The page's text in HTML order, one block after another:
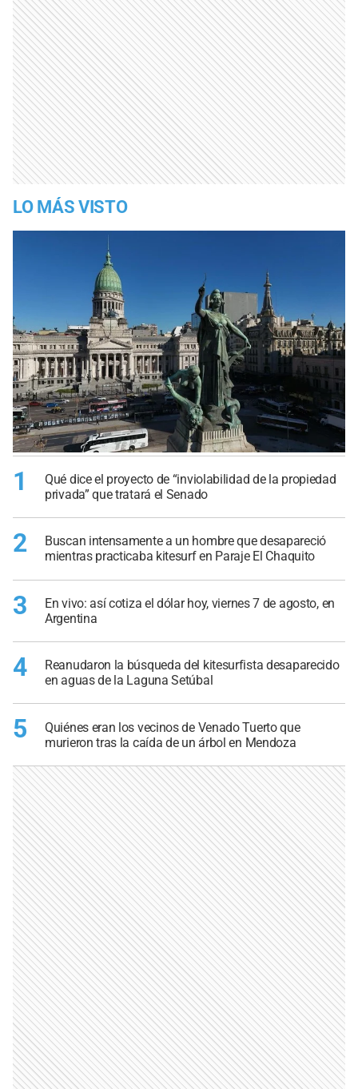
LO MÁS VISTO
1
Qué dice el proyecto de “inviolabilidad de la propiedad
privada” que tratará el Senado
2
Buscan intensamente a un hombre que desapareció
mientras practicaba kitesurf en Paraje El Chaquito
3
En vivo: así cotiza el dólar hoy, viernes 7 de agosto, en
Argentina
4
Reanudaron la búsqueda del kitesurfista desaparecido
en aguas de la Laguna Setúbal
5
Quiénes eran los vecinos de Venado Tuerto que
murieron tras la caída de un árbol en Mendoza